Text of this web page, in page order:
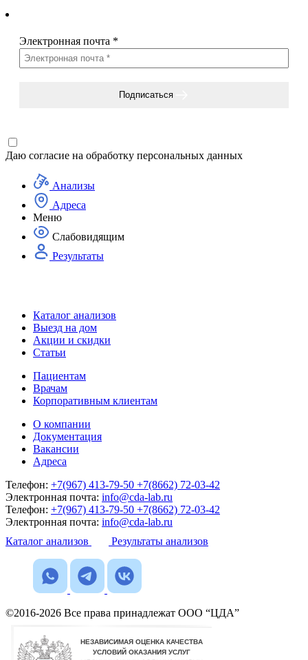
Электронная почта *
Подписаться
Даю согласие на обработку персональных данных
Анализы
Адреса
Меню
Слабовидящим
Результаты
Каталог анализов
Выезд на дом
Акции и скидки
Статьи
Пациентам
Врачам
Корпоративным клиентам
О компании
Документация
Вакансии
Адреса
Телефон: +7(967) 413-79-50 +7(8662) 72-03-42
Электронная почта: info@cda-lab.ru
Телефон: +7(967) 413-79-50 +7(8662) 72-03-42
Электронная почта: info@cda-lab.ru
Каталог анализов
Результаты анализов
©2016-2026 Все права принадлежат ООО “ЦДА”